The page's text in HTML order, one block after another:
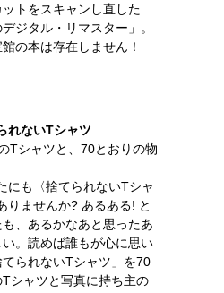
トをスキャンし直した
ジタル・リマスター」。
の本は存在しません！
れないTシャツ
Tシャツと、70とおりの物
にも〈捨てられないTシャ
りませんか? あるある! と
、あるかなあと思ったあ
。読めば誰もが心に思い
られないTシャツ」を70
シャツと写真に持ち主の